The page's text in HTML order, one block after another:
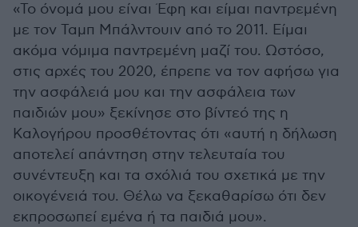
«Το όνομά μου είναι Έφη και είμαι παντρεμένη
με τον Ταμπ Μπάλντουιν από το 2011. Είμαι
ακόμα νόμιμα παντρεμένη μαζί του. Ωστόσο,
στις αρχές του 2020, έπρεπε να τον αφήσω για
την ασφάλειά μου και την ασφάλεια των
παιδιών μου» ξεκίνησε στο βίντεό της η
Καλογήρου προσθέτοντας ότι «αυτή η δήλωση
αποτελεί απάντηση στην τελευταία του
συνέντευξη και τα σχόλιά του σχετικά με την
οικογένειά του. Θέλω να ξεκαθαρίσω ότι δεν
εκπροσωπεί εμένα ή τα παιδιά μου».